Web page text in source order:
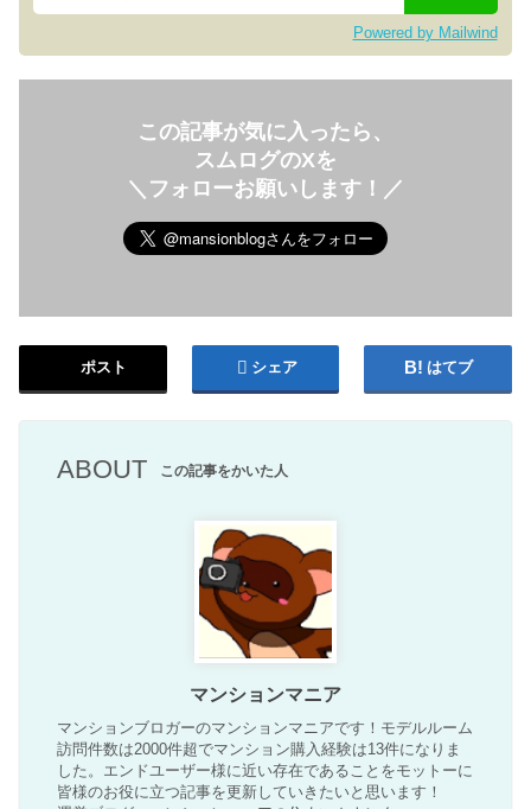
Powered by Mailwind
この記事が気に入ったら、
スムログのXを
＼フォローお願いします！／
ポスト シェア はてブ
ABOUT この記事をかいた人
マンションマニア
マンションブロガーのマンションマニアです！モデルルーム
訪問件数は2000件超でマンション購入経験は13件になりま
した。エンドユーザー様に近い存在であることをモットーに
皆様のお役に立つ記事を更新していきたいと思います！